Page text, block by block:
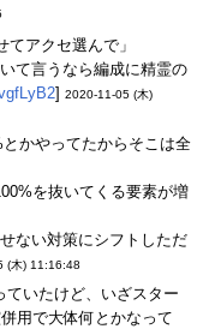
てアクセ選んで」
て言うなら編成に精霊の
] 2020-11-05 (木)
かやってたからそこは全
を抜いてくる要素が増
ない対策にシフトしただ
(木) 11:16:48
いたけど、いざスター
用で大体何とかなって